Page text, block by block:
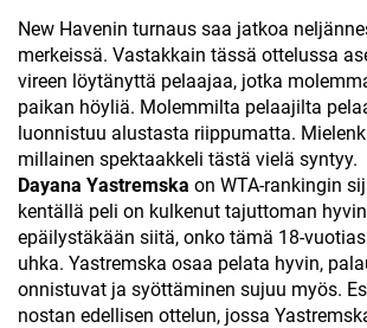
New Havenin turnaus saa jatkoa
merkeissä. Vastakkain tässä ottelussa
vireen löytänyttä pelaajaa, jotka
paikan höyliä. Molemmilta pelaajilta
luonnistuu alustasta riippumatta.
millainen spektaakkeli tästä vielä syntyy.
Dayana Yastremska on WTA-rankingin
kentällä peli on kulkenut tajuttoman
epäilystäkään siitä, onko tämä 18-
uhka. Yastremska osaa pelata hyvin,
onnistuvat ja syöttäminen sujuu myös.
nostan edellisen ottelun, jossa